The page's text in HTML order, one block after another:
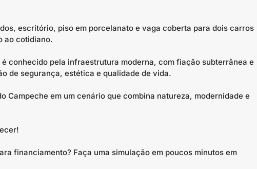
escritório, piso em porcelanato e vaga coberta para dois carros
ao cotidiano.
conhecido pela infraestrutura moderna, com fiação subterrânea e
de segurança, estética e qualidade de vida.
Campeche em um cenário que combina natureza, modernidade e
financiamento? Faça uma simulação em poucos minutos em